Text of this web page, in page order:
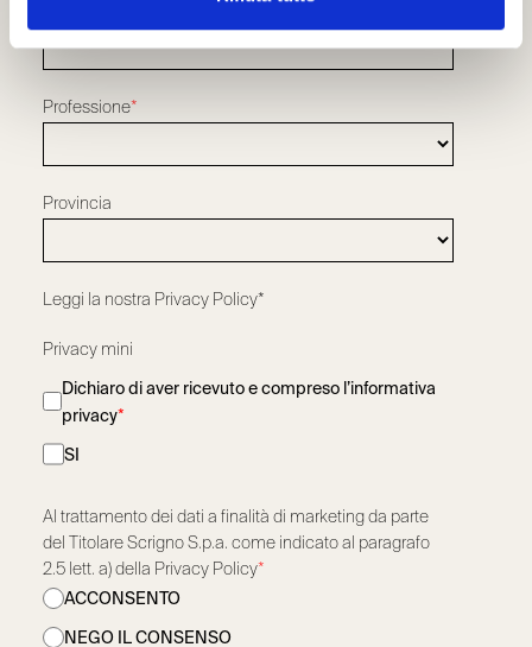
Professione*
Provincia
Leggi la nostra Privacy Policy*
Privacy mini
Dichiaro di aver ricevuto e compreso l’informativa
privacy*
SI
Al trattamento dei dati a finalità di marketing da parte
del Titolare Scrigno S.p.a. come indicato al paragrafo
2.5 lett. a) della Privacy Policy*
ACCONSENTO
NEGO IL CONSENSO